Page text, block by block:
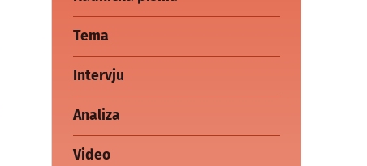
Tema
Intervju
Analiza
Video